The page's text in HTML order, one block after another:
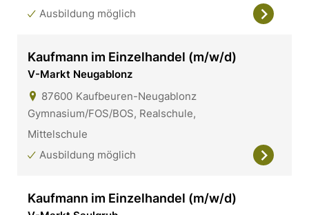
Ausbildung möglich
Kaufmann im Einzelhandel (m/w/d)
V-Markt Neugablonz
87600 Kaufbeuren-Neugablonz
Gymnasium/FOS/BOS, Realschule,
Mittelschule
Ausbildung möglich
Kaufmann im Einzelhandel (m/w/d)